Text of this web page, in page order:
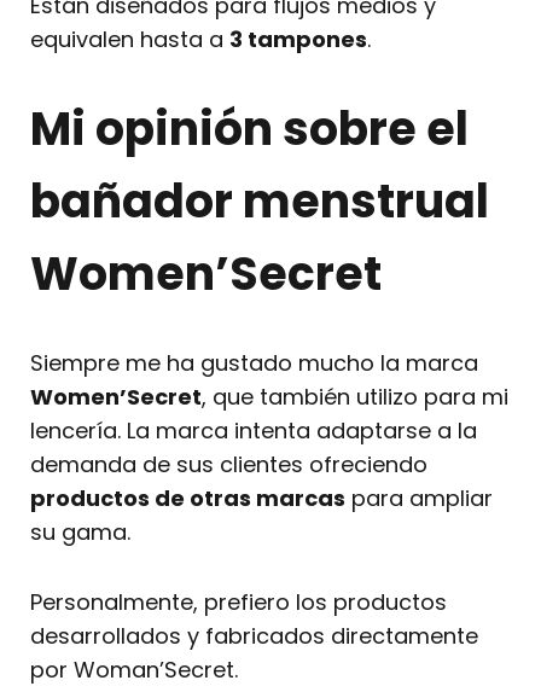
equivalen hasta a 3 tampones.
Mi opinión sobre el
bañador menstrual
Women’Secret
Siempre me ha gustado mucho la marca
Women’Secret, que también utilizo para mi
lencería. La marca intenta adaptarse a la
demanda de sus clientes ofreciendo
productos de otras marcas para ampliar
su gama.
Personalmente, prefiero los productos
desarrollados y fabricados directamente
por Woman’Secret.